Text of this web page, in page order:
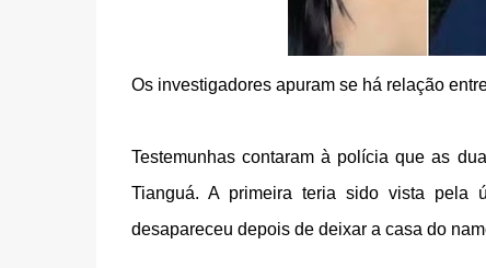
Os investigadores apuram se há relação
Testemunhas contaram à polícia que as
Tianguá. A primeira teria sido vista pela
desapareceu depois de deixar a casa do